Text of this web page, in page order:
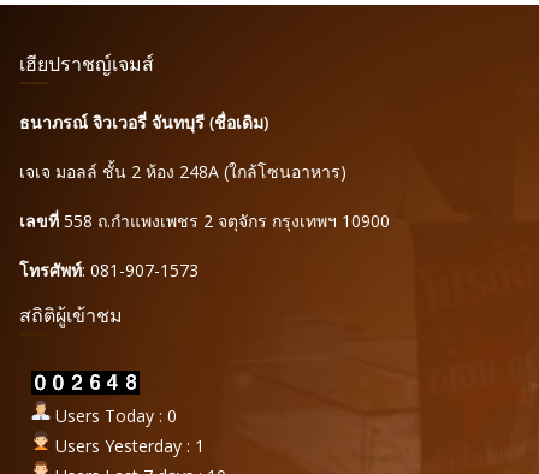
เฮียปราชญ์เจมส์
ธนาภรณ์ จิวเวอรี่ จันทบุรี (ชื่อเดิม)
เจเจ มอลล์ ชั้น 2 ห้อง 248A (ใกล้โซนอาหาร)
เลขที่ 558 ถ.กำแพงเพชร 2 จตุจักร กรุงเทพฯ 10900
โทรศัพท์: 081-907-1573
สถิติผู้เข้าชม
Users Today : 0
Users Yesterday : 1